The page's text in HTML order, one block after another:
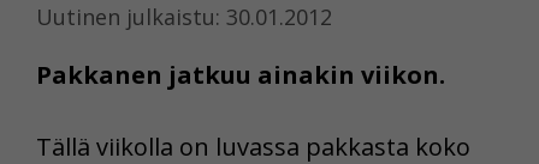
Uutinen julkaistu: 30.01.2012
Pakkanen jatkuu ainakin viikon.
Tällä viikolla on luvassa pakkasta koko